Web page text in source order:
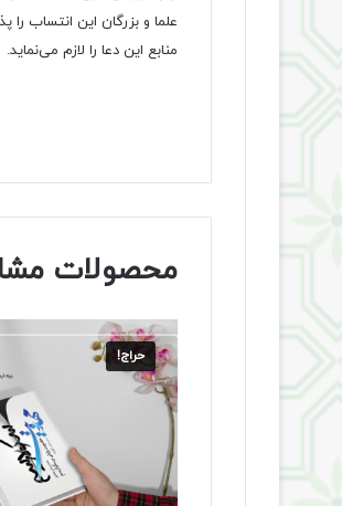
علما و بزرگان این انتساب را
منابع این دعا را لازم می‌نماید.
محصولات
حراج!